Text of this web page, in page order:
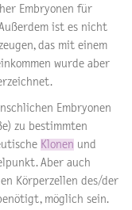
Embryonen für
ist es nicht
das mit einem
wurde aber
Embryonen
zu bestimmten
Klonen und
Aber auch
Körperzellen des/der
möglich sein.